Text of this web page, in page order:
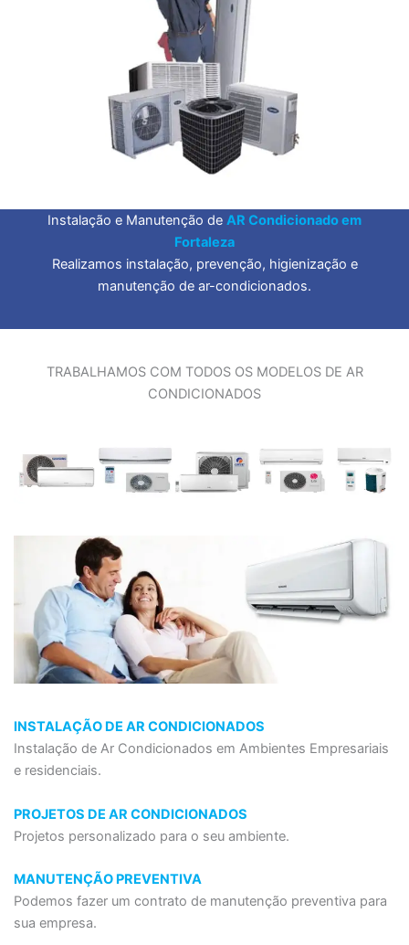
Instalação e Manutenção de AR Condicionado em
Fortaleza
Realizamos instalação, prevenção, higienização e
manutenção de ar-condicionados.
TRABALHAMOS COM TODOS OS MODELOS DE AR
CONDICIONADOS
INSTALAÇÃO DE AR CONDICIONADOS
Instalação de Ar Condicionados em Ambientes Empresariais
e residenciais.
PROJETOS DE AR CONDICIONADOS
Projetos personalizado para o seu ambiente.
MANUTENÇÃO PREVENTIVA
Podemos fazer um contrato de manutenção preventiva para
sua empresa.